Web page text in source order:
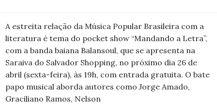
A estreita relação da Música Popular Brasileira com a
literatura é tema do pocket show “Mandando a Letra”,
com a banda baiana Balansoul, que se apresenta na
Saraiva do Salvador Shopping, no próximo dia 26 de
abril (sexta-feira), às 19h, com entrada gratuita. O bate
papo musical aborda autores como Jorge Amado,
Graciliano Ramos, Nelson